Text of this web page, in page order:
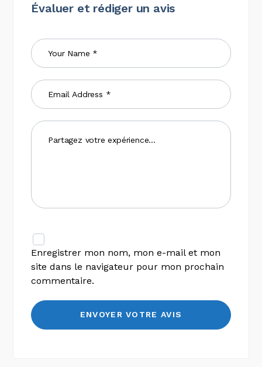
Évaluer et rédiger un avis
Enregistrer mon nom, mon e-mail et mon
site dans le navigateur pour mon prochain
commentaire.